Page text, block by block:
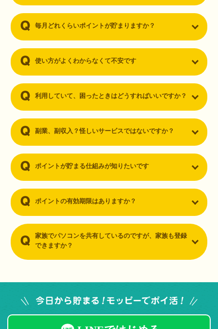
毎月どれくらいポイントが貯まりますか？
使い方がよくわからなくて不安です
利用していて、困ったときはどうすればいいですか？
副業、副収入？怪しいサービスではないですか？
ポイントが貯まる仕組みが知りたいです
ポイントの有効期限はありますか？
家族でパソコンを共有しているのですが、家族も登録
できますか？